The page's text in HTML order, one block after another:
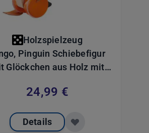
Holzspielzeug
Pinguin Schiebefigur
Glöckchen aus Holz mit
24,99 €
Details